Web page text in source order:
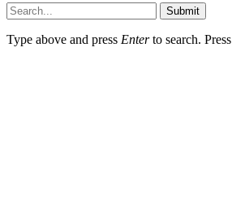
Submit
Type above and press Enterto search. Press